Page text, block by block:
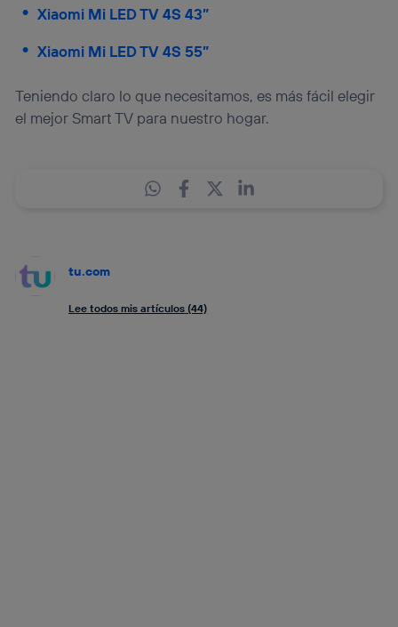
Xiaomi Mi LED TV 4S 43”
Xiaomi Mi LED TV 4S 55”
Teniendo claro lo que necesitamos, es más fácil elegir
el mejor Smart TV para nuestro hogar.
tu.com
Lee todos mis artículos (44)